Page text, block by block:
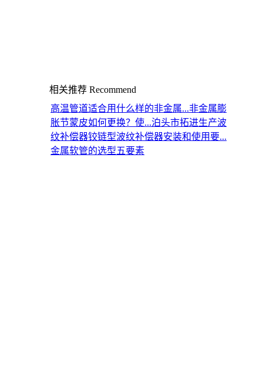
相关推荐 Recommend
高温管道适合用什么样的非金属...非金属膨
胀节蒙皮如何更换？使...泊头市拓进生产波
纹补偿器铰链型波纹补偿器安装和使用要...
金属软管的选型五要素